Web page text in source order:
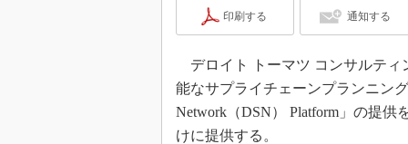
印刷する 通知する
デロイト トーマツ コンサルティ
能なサプライチェーンプランニン
Network（DSN） Platform」の提
けに提供する。